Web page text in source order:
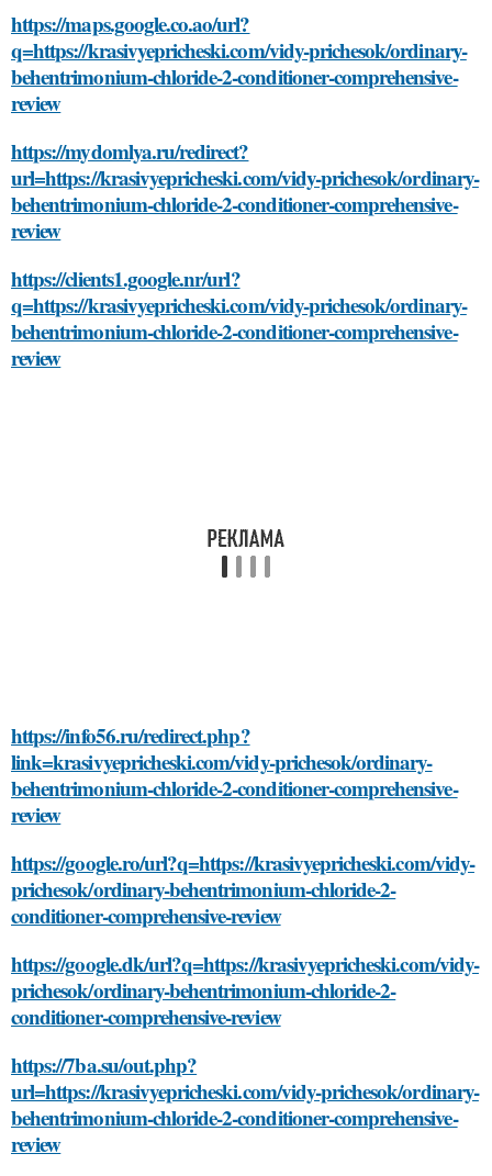
https://maps.google.co.ao/url?
q=https://krasivyepricheski.com/vidy-prichesok/ordinary-
behentrimonium-chloride-2-conditioner-comprehensive-
review
https://mydomlya.ru/redirect?
url=https://krasivyepricheski.com/vidy-prichesok/ordinary-
behentrimonium-chloride-2-conditioner-comprehensive-
review
https://clients1.google.nr/url?
q=https://krasivyepricheski.com/vidy-prichesok/ordinary-
behentrimonium-chloride-2-conditioner-comprehensive-
review
https://info56.ru/redirect.php?
link=krasivyepricheski.com/vidy-prichesok/ordinary-
behentrimonium-chloride-2-conditioner-comprehensive-
review
https://google.ro/url?q=https://krasivyepricheski.com/vidy-
prichesok/ordinary-behentrimonium-chloride-2-
conditioner-comprehensive-review
https://google.dk/url?q=https://krasivyepricheski.com/vidy-
prichesok/ordinary-behentrimonium-chloride-2-
conditioner-comprehensive-review
https://7ba.su/out.php?
url=https://krasivyepricheski.com/vidy-prichesok/ordinary-
behentrimonium-chloride-2-conditioner-comprehensive-
review